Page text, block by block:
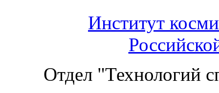
Институт
Отдел "Технологий